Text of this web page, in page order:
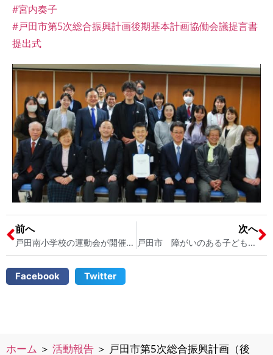
#宮内奏子
#戸田市第5次総合振興計画後期基本計画協働会議提言書
提出式
前へ
戸田南小学校の運動会が開催されました 戸田市議会議員 2児の母 宮内そうこ
次へ
戸田市 障がいのある子どもを育てる保護者の皆さんと「戸田市タウンミーティング」を開催しました 戸田市の障がい者支援のさらなる充実を 戸田市議会議員 ２児の母 宮内そうこ
Facebook Twitter
ホーム ＞ 活動報告 ＞ 戸田市第5次総合振興計画（後